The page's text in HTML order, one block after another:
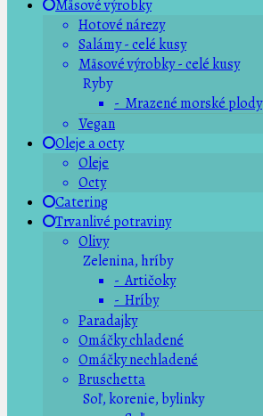
Mäsové výrobky
Hotové nárezy
Salámy - celé kusy
Mäsové výrobky - celé kusy
Ryby
- Mrazené morské plody
Vegan
Oleje a octy
Oleje
Octy
Catering
Trvanlivé potraviny
Olivy
Zelenina, hríby
- Artičoky
- Hríby
Paradajky
Omáčky chladené
Omáčky nechladené
Bruschetta
Soľ, korenie, bylinky